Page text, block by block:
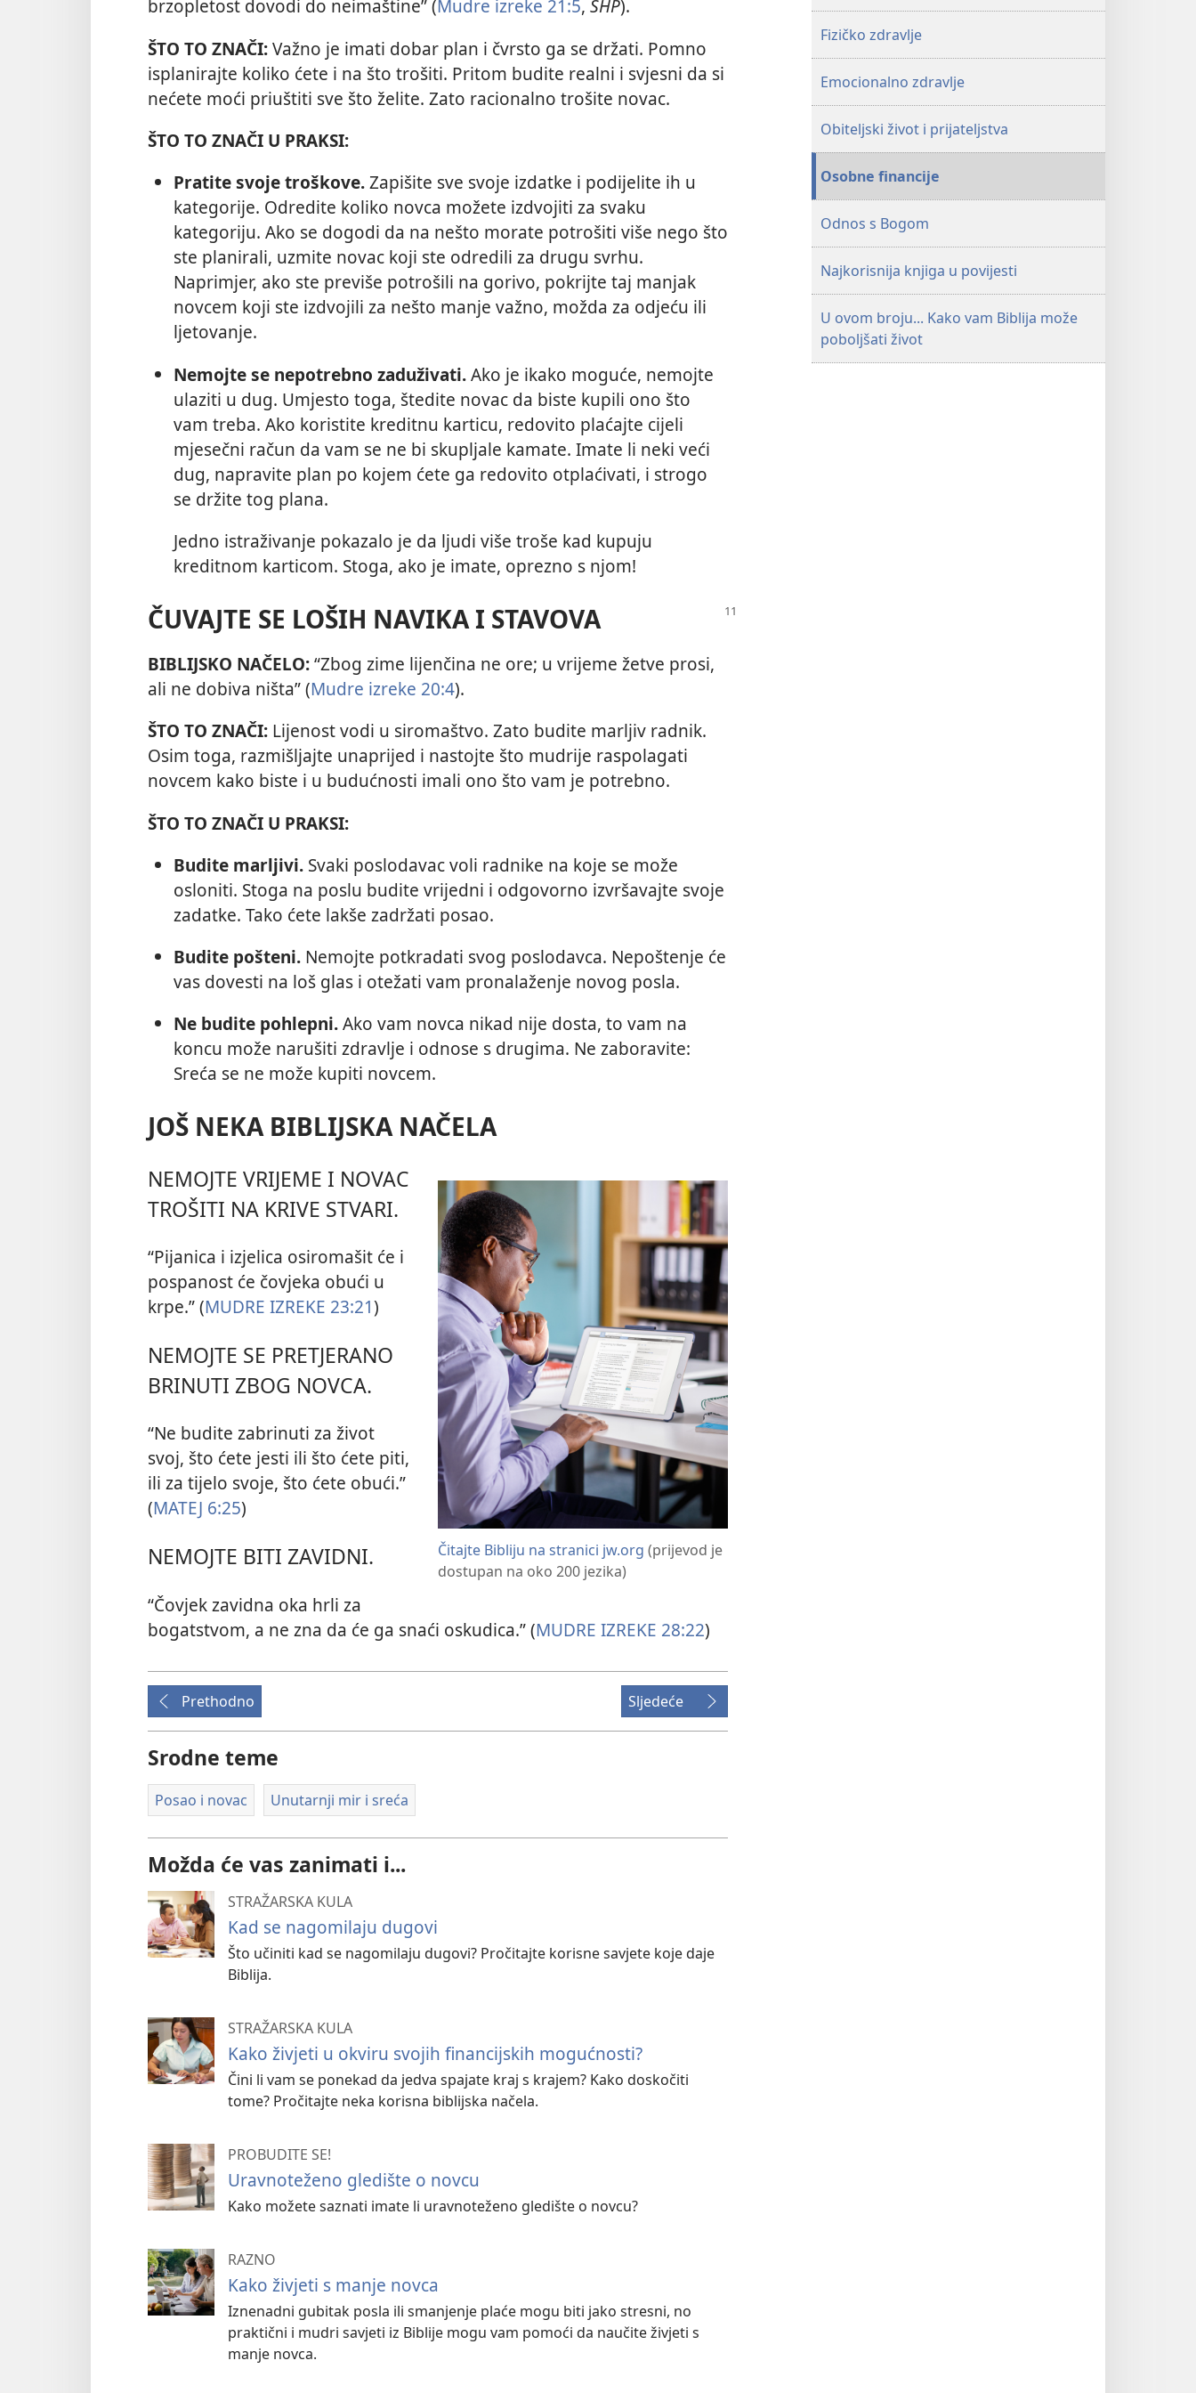
brzopletost dovodi do neimaštine” (Mudre izreke 21:5, SHP).
ŠTO TO ZNAČI:Važno je imati dobar plan i čvrsto ga se držati. Pomno
isplanirajte koliko ćete i na što trošiti. Pritom budite realni i svjesni da si
nećete moći priuštiti sve što želite. Zato racionalno trošite novac.
ŠTO TO ZNAČI U PRAKSI:
Pratite svoje troškove.Zapišite sve svoje izdatke i podijelite ih u
kategorije. Odredite koliko novca možete izdvojiti za svaku
kategoriju. Ako se dogodi da na nešto morate potrošiti više nego što
ste planirali, uzmite novac koji ste odredili za drugu svrhu.
Naprimjer, ako ste previše potrošili na gorivo, pokrijte taj manjak
novcem koji ste izdvojili za nešto manje važno, možda za odjeću ili
ljetovanje.
Nemojte se nepotrebno zaduživati.Ako je ikako moguće, nemojte
ulaziti u dug. Umjesto toga, štedite novac da biste kupili ono što
vam treba. Ako koristite kreditnu karticu, redovito plaćajte cijeli
mjesečni račun da vam se ne bi skupljale kamate. Imate li neki veći
dug, napravite plan po kojem ćete ga redovito otplaćivati, i strogo
se držite tog plana.
Jedno istraživanje pokazalo je da ljudi više troše kad kupuju
kreditnom karticom. Stoga, ako je imate, oprezno s njom!
ČUVAJTE SE LOŠIH NAVIKA I STAVOVA
BIBLIJSKO NAČELO:“Zbog zime lijenčina ne ore; u vrijeme žetve prosi,
ali ne dobiva ništa” (Mudre izreke 20:4).
ŠTO TO ZNAČI: Lijenost vodi u siromaštvo. Zato budite marljiv radnik.
Osim toga, razmišljajte unaprijed i nastojte što mudrije raspolagati
novcem kako biste i u budućnosti imali ono što vam je potrebno.
ŠTO TO ZNAČI U PRAKSI:
Budite marljivi.Svaki poslodavac voli radnike na koje se može
osloniti. Stoga na poslu budite vrijedni i odgovorno izvršavajte svoje
zadatke. Tako ćete lakše zadržati posao.
Budite pošteni.Nemojte potkradati svog poslodavca. Nepoštenje će
vas dovesti na loš glas i otežati vam pronalaženje novog posla.
Ne budite pohlepni.Ako vam novca nikad nije dosta, to vam na
koncu može narušiti zdravlje i odnose s drugima. Ne zaboravite:
Sreća se ne može kupiti novcem.
JOŠ NEKA BIBLIJSKA NAČELA
Čitajte Bibliju na stranici jw.org (prijevod je
dostupan na oko 200 jezika)
NEMOJTE VRIJEME I NOVAC
TROŠITI NA KRIVE STVARI.
“Pijanica i izjelica osiromašit će i
pospanost će čovjeka obući u
krpe.” (MUDRE IZREKE 23:21)
NEMOJTE SE PRETJERANO
BRINUTI ZBOG NOVCA.
“Ne budite zabrinuti za život
svoj, što ćete jesti ili što ćete piti,
ili za tijelo svoje, što ćete obući.”
(MATEJ 6:25)
NEMOJTE BITI ZAVIDNI.
“Čovjek zavidna oka hrli za
bogatstvom, a ne zna da će ga snaći oskudica.” (MUDRE IZREKE 28:22)
Prethodno Sljedeće
Srodne teme
Posao i novac Unutarnji mir i sreća
Možda će vas zanimati i...
STRAŽARSKA KULA
Kad se nagomilaju dugovi
Što učiniti kad se nagomilaju dugovi? Pročitajte korisne savjete koje daje
Biblija.
STRAŽARSKA KULA
Kako živjeti u okviru svojih financijskih mogućnosti?
Čini li vam se ponekad da jedva spajate kraj s krajem? Kako doskočiti
tome? Pročitajte neka korisna biblijska načela.
PROBUDITE SE!
Uravnoteženo gledište o novcu
Kako možete saznati imate li uravnoteženo gledište o novcu?
RAZNO
Kako živjeti s manje novca
Iznenadni gubitak posla ili smanjenje plaće mogu biti jako stresni, no
praktični i mudri savjeti iz Biblije mogu vam pomoći da naučite živjeti s
manje novca.
poboljšati
život
poboljšati
Fizičko zdravlje
Emocionalno zdravlje
Obiteljski život i prijateljstva
Osobne financije
Odnos s Bogom
Najkorisnija knjiga u povijesti
U ovom broju... Kako vam Biblija može
poboljšati život